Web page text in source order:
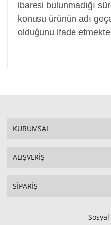
ibaresi bulunmadığı
konusu ürünün adı
olduğunu ifade
KURUMSAL
ALIŞVERİŞ
SİPARİŞ